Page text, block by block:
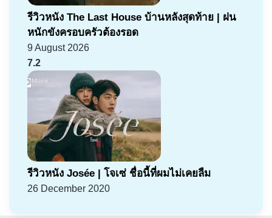
รีวิวหนัง The Last House บ้านหลังสุดท้าย | ฝน
หนักขังครอบครัวต้องรอด
9 August 2026
7.2
รีวิวหนัง Josée | โจเซ่ ชื่อนี้ที่ผมไม่เคยลืม
26 December 2020